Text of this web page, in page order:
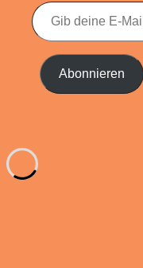
Gib
deine
E-
Adresse
ein ... Abonnieren